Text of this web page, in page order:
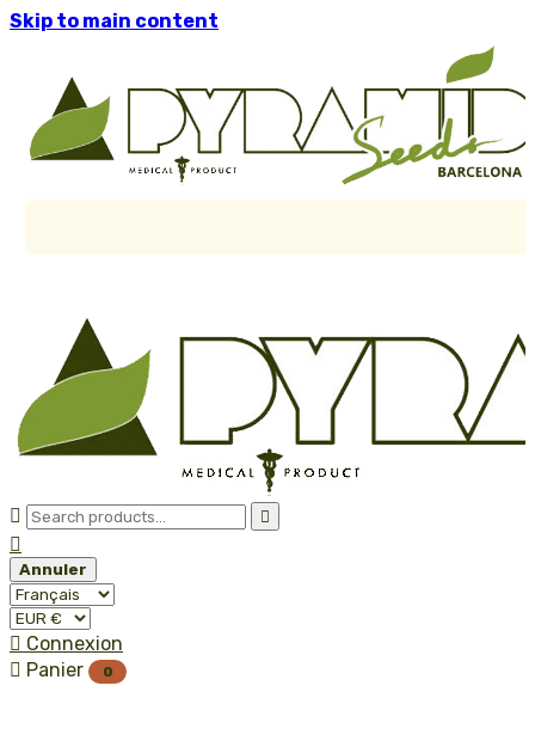
Skip to main content
 

Annuler
 Connexion
 Panier 0